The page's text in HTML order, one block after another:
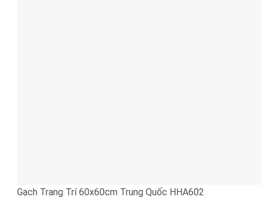
Gạch Trang Trí 60x60cm Trung Quốc HHA602